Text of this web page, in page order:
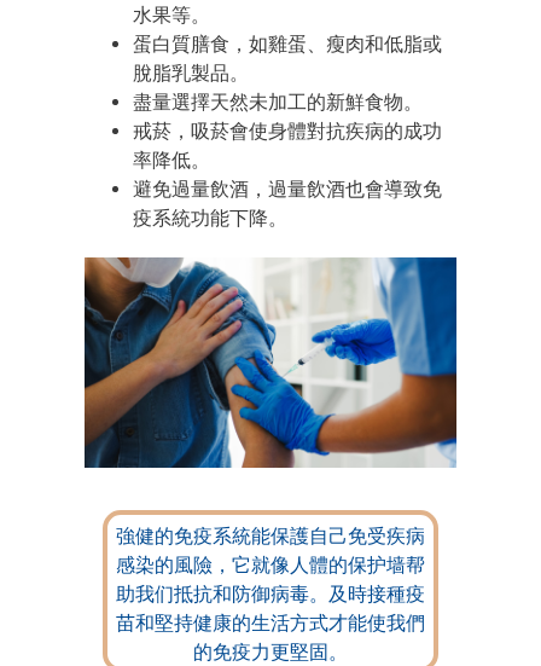
水果等。
蛋白質膳食，如雞蛋、瘦肉和低脂或
脫脂乳製品。
盡量選擇天然未加工的新鮮食物。
戒菸，吸菸會使身體對抗疾病的成功
率降低。
避免過量飲酒，過量飲酒也會導致免
疫系統功能下降。
強健的免疫系統能保護自己免受疾病
感染的風險，它就像人體的保护墙帮
助我们抵抗和防御病毒。及時接種疫
苗和堅持健康的生活方式才能使我們
的免疫力更堅固。